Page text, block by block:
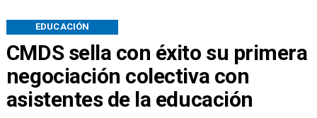
CMDS sella con éxito su primera
negociación colectiva con
asistentes de la educación
EDUCACIÓN